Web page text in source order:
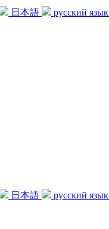
日本語 русский язык
日本語 русский язык